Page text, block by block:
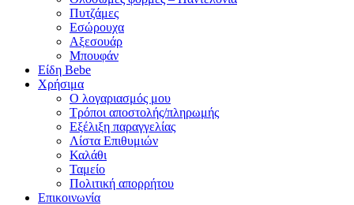
Πυτζάμες
Εσώρουχα
Αξεσουάρ
Μπουφάν
Είδη Bebe
Χρήσιμα
Ο λογαριασμός μου
Τρόποι αποστολής/πληρωμής
Εξέλιξη παραγγελίας
Λίστα Επιθυμιών
Καλάθι
Ταμείο
Πολιτική απορρήτου
Επικοινωνία